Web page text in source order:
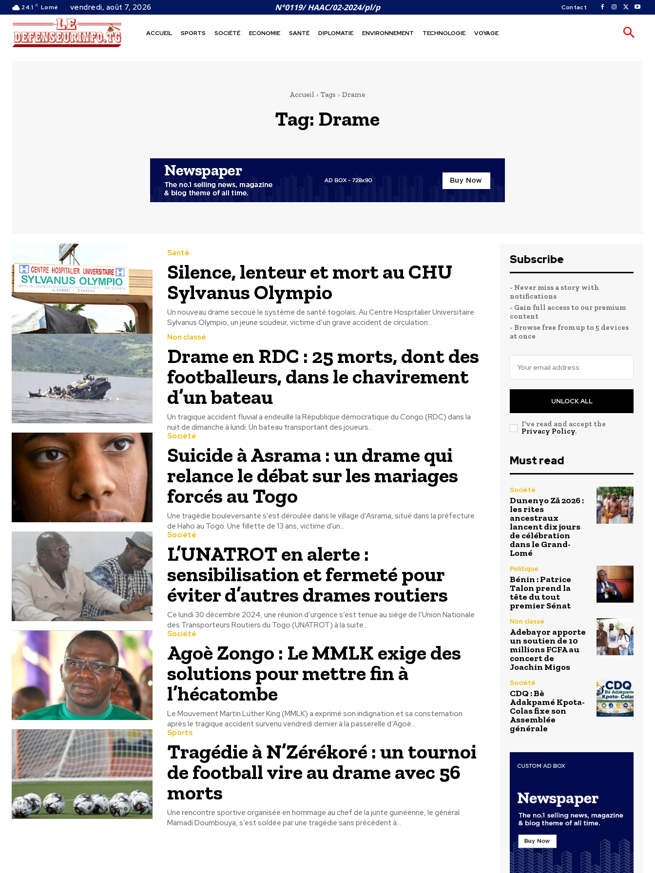
24.1 C Lomé vendredi, août 7, 2026 N°0119/ HAAC/02-2024/pl/p Contact
ACCUEIL SPORTS SOCIÉTÉ ECONOMIE SANTÉ DIPLOMATIE ENVIRONNEMENT TECHNOLOGIE VOYAGE
Accueil Tags Drame
Tag: Drame
Santé
Silence, lenteur et mort au CHU
Sylvanus Olympio
Un nouveau drame secoue le système de santé togolais. Au Centre Hospitalier Universitaire
Sylvanus Olympio, un jeune soudeur, victime d’un grave accident de circulation...
Non classé
Drame en RDC : 25 morts, dont des
footballeurs, dans le chavirement
d’un bateau
Un tragique accident fluvial a endeuillé la République démocratique du Congo (RDC) dans la
nuit de dimanche à lundi. Un bateau transportant des joueurs...
Société
Suicide à Asrama : un drame qui
relance le débat sur les mariages
forcés au Togo
Une tragédie bouleversante s'est déroulée dans le village d'Asrama, situé dans la préfecture
de Haho au Togo. Une fillette de 13 ans, victime d'un...
Société
L’UNATROT en alerte :
sensibilisation et fermeté pour
éviter d’autres drames routiers
Ce lundi 30 décembre 2024, une réunion d’urgence s’est tenue au siège de l’Union Nationale
des Transporteurs Routiers du Togo (UNATROT) à la suite...
Société
Agoè Zongo : Le MMLK exige des
solutions pour mettre fin à
l’hécatombe
Le Mouvement Martin Luther King (MMLK) a exprimé son indignation et sa consternation
après le tragique accident survenu vendredi dernier à la passerelle d’Agoè...
Sports
Tragédie à N’Zérékoré : un tournoi
de football vire au drame avec 56
morts
Une rencontre sportive organisée en hommage au chef de la junte guinéenne, le général
Mamadi Doumbouya, s’est soldée par une tragédie sans précédent à...
Subscribe
- Never miss a story with
notifications
- Gain full access to our premium
content
- Browse free from up to 5 devices
at once
UNLOCK ALL
I've read and accept the
Privacy Policy.
Must read
Société
Dunenyo Zā 2026 :
les rites
ancestraux
lancent dix jours
de célébration
dans le Grand-
Lomé
Politique
Bénin : Patrice
Talon prend la
tête du tout
premier Sénat
Non classé
Adebayor apporte
un soutien de 10
millions FCFA au
concert de
Joachin Migos
Société
CDQ : Bè
Adakpamé Kpota-
Colas fixe son
Assemblée
générale